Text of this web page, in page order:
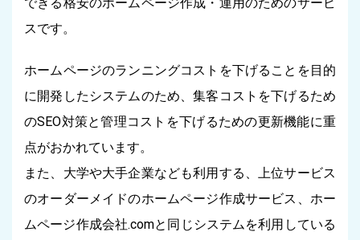
スです。
ホームページのランニングコストを下げることを目的
に開発したシステムのため、集客コストを下げるため
のSEO対策と管理コストを下げるための更新機能に重
点がおかれています。
また、大学や大手企業なども利用する、上位サービス
のオーダーメイドのホームページ作成サービス、ホー
ムページ作成会社.comと同じシステムを利用している